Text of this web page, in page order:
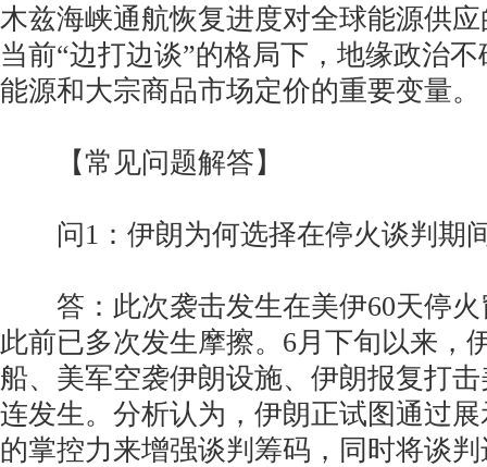
木兹海峡通航恢复进度对全球能源供
当前“边打边谈”的格局下，地缘政治
能源和大宗商品市场定价的重要变量。
【常见问题解答】
问1：伊朗为何选择在停火谈判期
答：此次袭击发生在美伊60天停火
此前已多次发生摩擦。6月下旬以来，
船、美军空袭伊朗设施、伊朗报复打
连发生。分析认为，伊朗正试图通过
的掌控力来增强谈判筹码，同时将谈